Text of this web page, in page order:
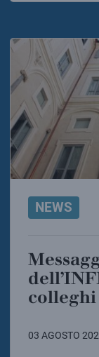
NEWS
Messaggio di solidarietà
colleghi
03 AGOSTO